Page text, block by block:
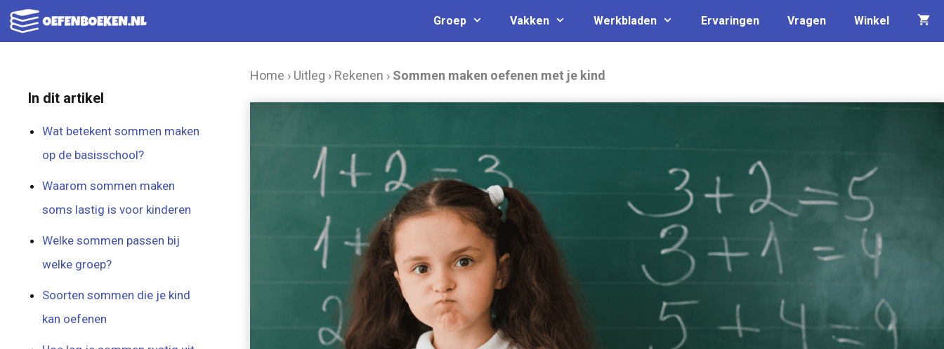
Ga
naar
Groep Vakken Werkbladen Ervaringen Vragen Winkel
Home › Uitleg › Rekenen › Sommen maken oefenen met je kind
In dit artikel
Wat betekent sommen maken
op de basisschool?
Waarom sommen maken
soms lastig is voor kinderen
Welke sommen passen bij
welke groep?
Soorten sommen die je kind
kan oefenen